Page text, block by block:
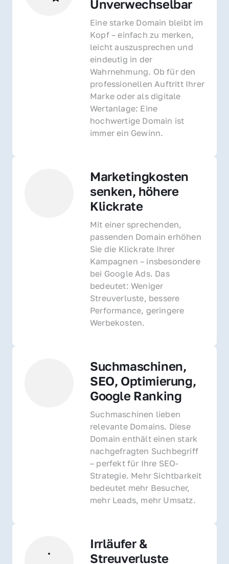
Unverwechselbar
Eine starke Domain bleibt im
Kopf – einfach zu merken,
leicht auszusprechen und
eindeutig in der
Wahrnehmung. Ob für den
professionellen Auftritt Ihrer
Marke oder als digitale
Wertanlage: Eine
hochwertige Domain ist
immer ein Gewinn.
Marketingkosten
senken, höhere
Klickrate
Mit einer sprechenden,
passenden Domain erhöhen
Sie die Klickrate Ihrer
Kampagnen – insbesondere
bei Google Ads. Das
bedeutet: Weniger
Streuverluste, bessere
Performance, geringere
Werbekosten.
Suchmaschinen,
SEO, Optimierung,
Google Ranking
Suchmaschinen lieben
relevante Domains. Diese
Domain enthält einen stark
nachgefragten Suchbegriff
– perfekt für Ihre SEO-
Strategie. Mehr Sichtbarkeit
bedeutet mehr Besucher,
mehr Leads, mehr Umsatz.
Irrläufer &
Streuverluste